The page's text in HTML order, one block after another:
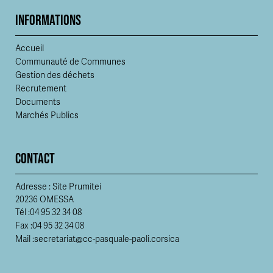
INFORMATIONS
Accueil
Communauté de Communes
Gestion des déchets
Recrutement
Documents
Marchés Publics
CONTACT
Adresse : Site Prumitei
20236 OMESSA
Tél :04 95 32 34 08
Fax :04 95 32 34 08
Mail :secretariat@cc-pasquale-paoli.corsica